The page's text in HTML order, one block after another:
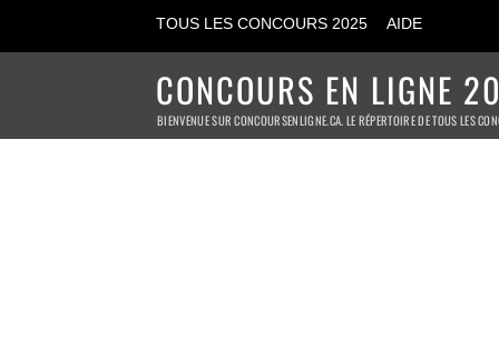
TOUS LES CONCOURS 2025 AIDE
CONCOURS EN LIGNE
BIENVENUE SUR CONCOURSENLIGNE.CA. LE RÉPERTOIRE DE TOUS LES